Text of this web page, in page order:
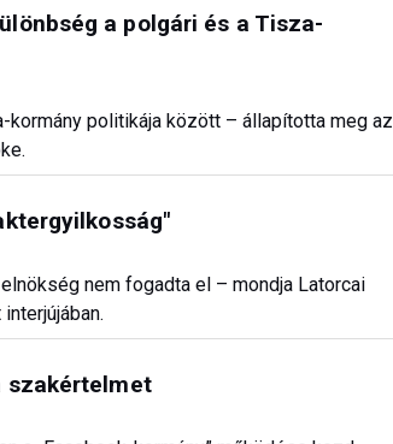
a polgári és a Tisza-
politikája között – állapította meg az
nem fogadta el – mondja Latorcai
szakértelmet